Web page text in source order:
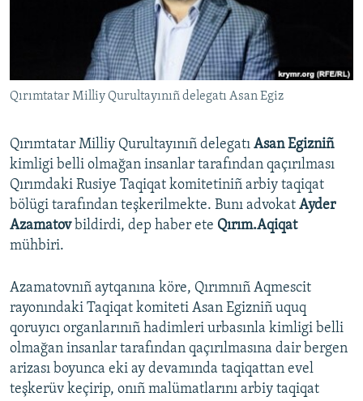
Українською
QOŞULIÑIZ!
RFE/RS bütün saytları
Qırımtatar Milliy Qurultayınıñ delegatı Asan Egiz
Qırımtatar Milliy Qurultayınıñ delegatı Asan Egizniñ
kimligi belli olmağan insanlar tarafından qaçırılması
Qırımdaki Rusiye Taqiqat komitetiniñ arbiy taqiqat
bölügi tarafından teşkerilmekte. Bunı advokat Ayder
Azamatovbildirdi, dep haber ete Qırım.Aqiqat
mühbiri.
Azamatovnıñ aytqanına köre, Qırımnıñ Aqmescit
rayonındaki Taqiqat komiteti Asan Egizniñ uquq
qoruyıcı organlarınıñ hadimleri urbasınla kimligi belli
olmağan insanlar tarafından qaçırılmasına dair bergen
arizası boyunca eki ay devamında taqiqattan evel
teşkerüv keçirip, onıñ malümatlarını arbiy taqiqat